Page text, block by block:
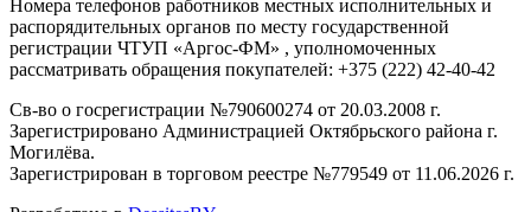
Номера телефонов работников местных исполнительных и
распорядительных органов по месту государственной
регистрации ЧТУП «Аргос-ФМ» , уполномоченных
рассматривать обращения покупателей: +375 (222) 42-40-42
Св-во о госрегистрации №790600274 от 20.03.2008 г.
Зарегистрировано Администрацией Октябрьского района г.
Могилёва.
Зарегистрирован в торговом реестре №779549 от 11.06.2026 г.